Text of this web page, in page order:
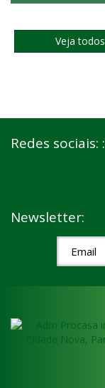
Veja
Redes sociais: :
Newsletter: